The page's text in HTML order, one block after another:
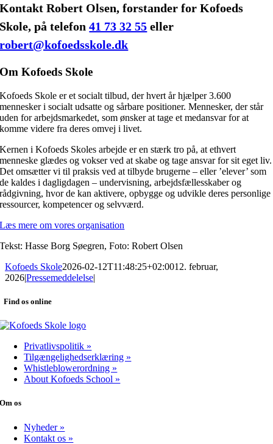
Kontakt Robert Olsen, forstander for Kofoeds
Skole, på telefon41 73 32 55 eller
robert@kofoedsskole.dk
Om Kofoeds Skole
Kofoeds Skole er et socialt tilbud, der hvert år hjælper 3.600
mennesker i socialt udsatte og sårbare positioner. Mennesker, der står
uden for arbejdsmarkedet, som ønsker at tage et medansvar for at
komme videre fra deres omvej i livet.
Kernen i Kofoeds Skoles arbejde er en stærk tro på, at ethvert
menneske glædes og vokser ved at skabe og tage ansvar for sit eget liv.
Det omsætter vi til praksis ved at tilbyde brugerne – eller ’elever’ som
de kaldes i dagligdagen – undervisning, arbejdsfællesskaber og
rådgivning, hvor de kan aktivere, opbygge og udvikle deres personlige
ressourcer, kompetencer og selvværd.
Læs mere om vores organisation
Tekst: Hasse Borg Søegren, Foto: Robert Olsen
Kofoeds Skole2026-02-12T11:48:25+02:0012. februar,
2026|Pressemeddelelse|
Find os online
Privatlivspolitik »
Tilgængelighedserklæring »
Whistleblowerordning »
About Kofoeds School »
Om os
Nyheder »
Kontakt os »